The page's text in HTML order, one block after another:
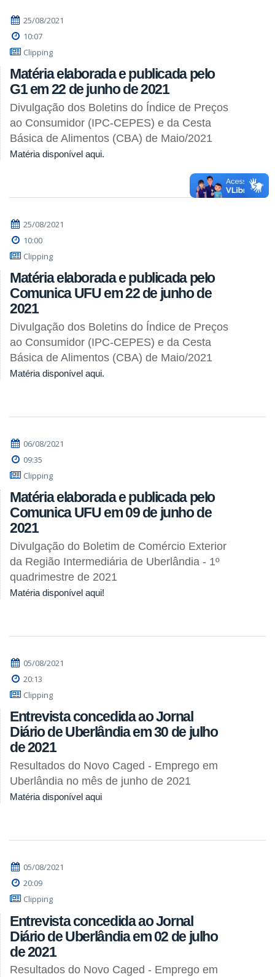
25/08/2021
10:07
Clipping
Matéria elaborada e publicada pelo
G1 em 22 de junho de 2021
Divulgação dos Boletins do Índice de Preços
ao Consumidor (IPC-CEPES) e da Cesta
Básica de Alimentos (CBA) de Maio/2021
Matéria disponível aqui.
25/08/2021
10:00
Clipping
Matéria elaborada e publicada pelo
Comunica UFU em 22 de junho de
2021
Divulgação dos Boletins do Índice de Preços
ao Consumidor (IPC-CEPES) e da Cesta
Básica de Alimentos (CBA) de Maio/2021
Matéria disponível aqui.
06/08/2021
09:35
Clipping
Matéria elaborada e publicada pelo
Comunica UFU em 09 de junho de
2021
Divulgação do Boletim de Comércio Exterior
da Região Intermediária de Uberlândia - 1º
quadrimestre de 2021
Matéria disponível aqui!
05/08/2021
20:13
Clipping
Entrevista concedida ao Jornal
Diário de Uberlândia em 30 de julho
de 2021
Resultados do Novo Caged - Emprego em
Uberlândia no mês de junho de 2021
Matéria disponível aqui
05/08/2021
20:09
Clipping
Entrevista concedida ao Jornal
Diário de Uberlândia em 02 de julho
de 2021
Resultados do Novo Caged - Emprego em